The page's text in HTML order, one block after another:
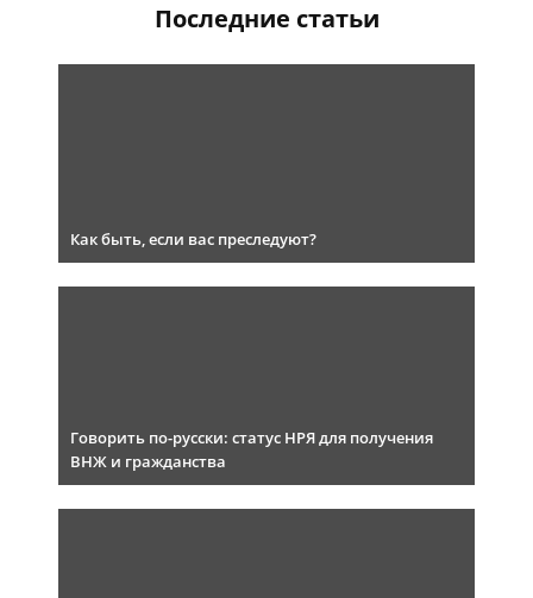
Последние статьи
Как быть, если вас преследуют?
Говорить по-русски: статус НРЯ для получения
ВНЖ и гражданства